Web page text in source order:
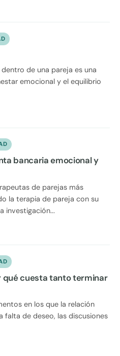
de una pareja es una
emocional y el equilibrio
bancaria emocional y
de parejas más
la terapia de pareja con su
investigación...
qué cuesta tanto terminar
en los que la relación
falta de deseo, las discusiones